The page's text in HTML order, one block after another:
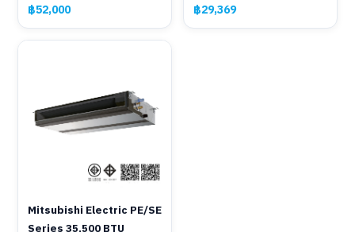
฿52,000 ฿29,369
Mitsubishi Electric PE/SE